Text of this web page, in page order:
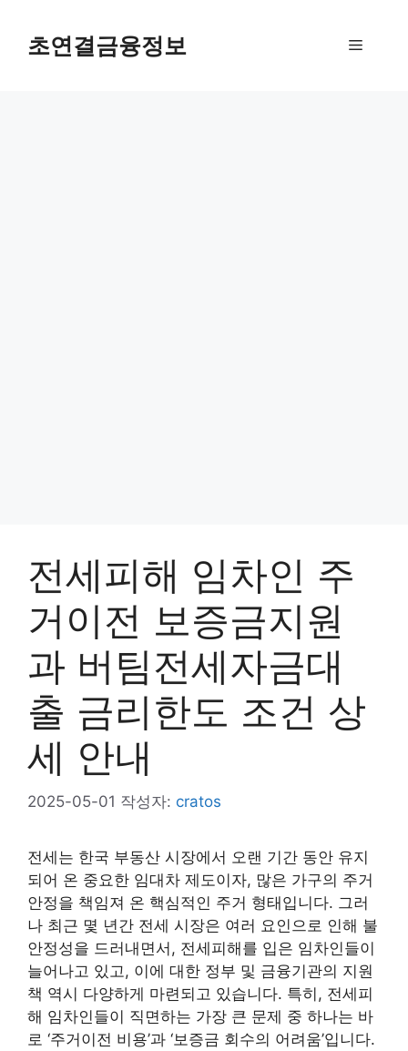
초연결금융정보 메
전세피해 임차인 주
거이전 보증금지원
과 버팀전세자금대
출 금리한도 조건 상
세 안내
2025-05-01 작성자: cratos
전세는 한국 부동산 시장에서 오랜 기간 동안 유지
되어 온 중요한 임대차 제도이자, 많은 가구의 주거
안정을 책임져 온 핵심적인 주거 형태입니다. 그러
나 최근 몇 년간 전세 시장은 여러 요인으로 인해 불
안정성을 드러내면서, 전세피해를 입은 임차인들이
늘어나고 있고, 이에 대한 정부 및 금융기관의 지원
책 역시 다양하게 마련되고 있습니다. 특히, 전세피
해 임차인들이 직면하는 가장 큰 문제 중 하나는 바
로 ‘주거이전 비용’과 ‘보증금 회수의 어려움’입니다.